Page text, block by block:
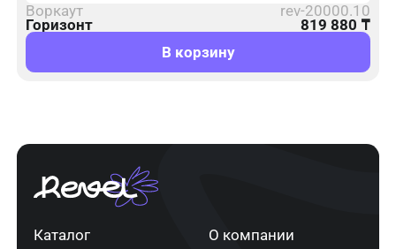
Воркаут
rev-20000.10
Горизонт
819 880 ₸
В корзину
Каталог О компании